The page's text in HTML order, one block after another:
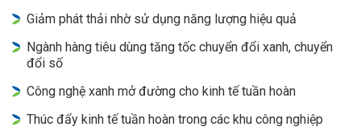
Giảm phát thải nhờ sử dụng năng lượng hiệu quả
Ngành hàng tiêu dùng tăng tốc chuyển đổi xanh, chuyển
đổi số
Công nghệ xanh mở đường cho kinh tế tuần hoàn
Thúc đẩy kinh tế tuần hoàn trong các khu công nghiệp